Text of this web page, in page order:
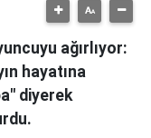
ağırlıyor:
hayatına
diyerek